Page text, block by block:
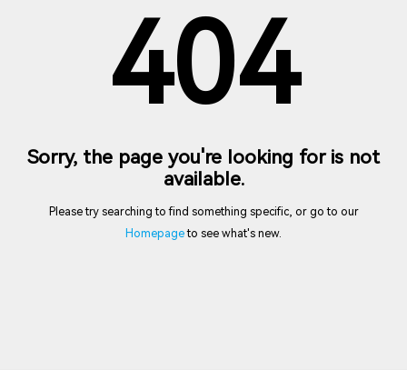
404
Sorry, the page you're looking for is not
available.
Please try searching to find something specific, or go to our
Homepageto see what's new.